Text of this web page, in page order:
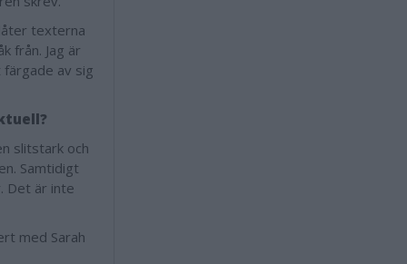
texterna
från. Jag är
av sig
slitstark och
Samtidigt
Det är inte
med Sarah